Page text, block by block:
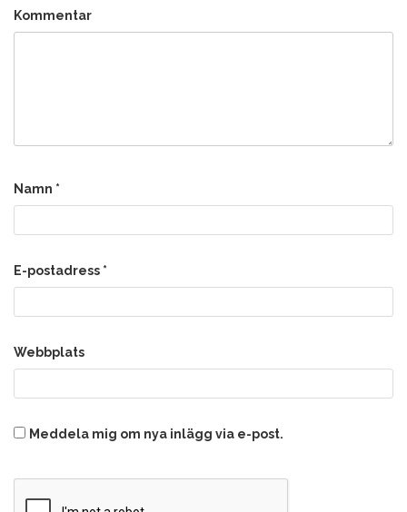
Kommentar
Namn *
E-postadress *
Webbplats
Meddela mig om nya inlägg via e-post.